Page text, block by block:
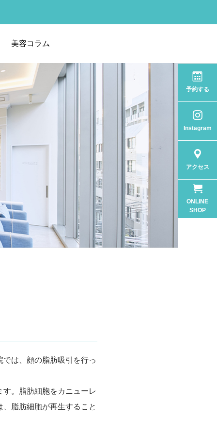
美容コラム
予約する
Instagram
アクセス
ONLINE
SHOP
は、顔の脂肪吸引を行っ
。脂肪細胞をカニューレ
脂肪細胞が再生すること